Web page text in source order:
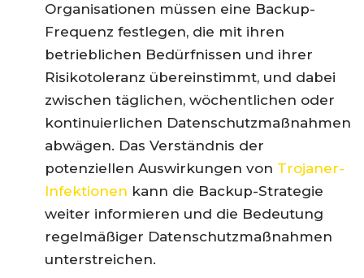
Organisationen müssen eine Backup-
Frequenz festlegen, die mit ihren
betrieblichen Bedürfnissen und ihrer
Risikotoleranz übereinstimmt, und dabei
zwischen täglichen, wöchentlichen oder
kontinuierlichen Datenschutzmaßnahmen
abwägen. Das Verständnis der
potenziellen Auswirkungen von Trojaner-
Infektionen kann die Backup-Strategie
weiter informieren und die Bedeutung
regelmäßiger Datenschutzmaßnahmen
unterstreichen.